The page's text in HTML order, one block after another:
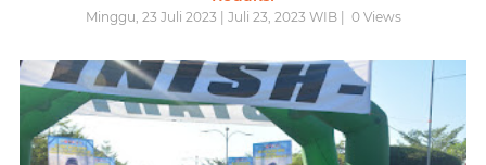
Minggu, 23 Juli 2023 | Juli 23, 2023 WIB | 0Views